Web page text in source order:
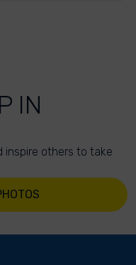
IN
inspire others to take